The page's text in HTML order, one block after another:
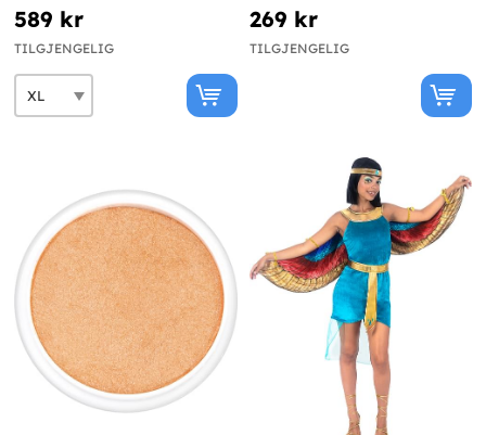
589 kr
TILGJENGELIG
269 kr
TILGJENGELIG